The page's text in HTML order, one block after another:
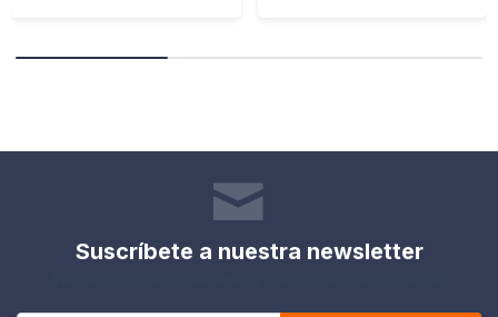
Suscríbete a nuestra newsletter